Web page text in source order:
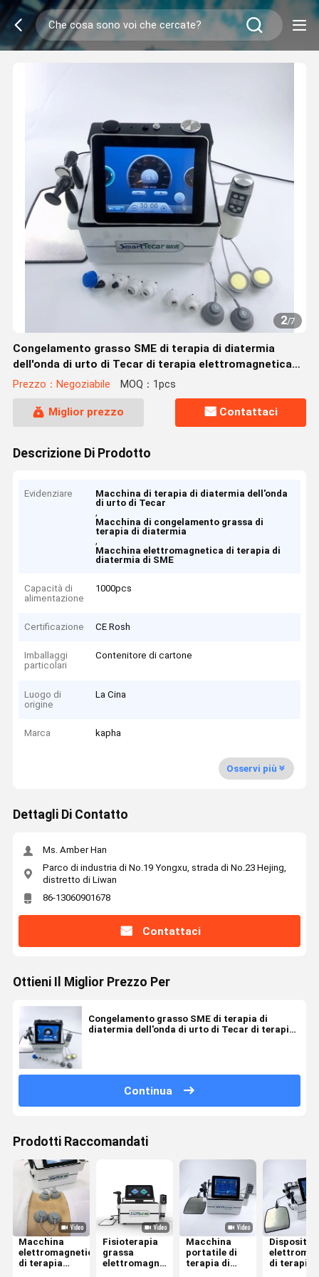
2/7
Congelamento grasso SME di terapia di diatermia
dell'onda di urto di Tecar di terapia elettromagnetica
della macchina
Prezzo：Negoziabile MOQ：1pcs
Miglior prezzo Contattaci
Descrizione Di Prodotto
Evidenziare
Macchina di terapia di diatermia dell'onda
di urto di Tecar
,
Macchina di congelamento grassa di
terapia di diatermia
,
Macchina elettromagnetica di terapia di
diatermia di SME
Capacità di
alimentazione
1000pcs
Certificazione CE Rosh
Imballaggi
particolari
Contenitore di cartone
Luogo di
origine
La Cina
Marca kapha
Osservi più
Dettagli Di Contatto
Ms. Amber Han
Parco di industria di No.19 Yongxu, strada di No.23 Hejing,
distretto di Liwan
86-13060901678
Contattaci
Ottieni Il Miglior Prezzo Per
Congelamento grasso SME di terapia di
diatermia dell'onda di urto di Tecar di terapia
Continua
Prodotti Raccomandati
Macchina
elettromagnetica
di terapia
Fisioterapia
grassa
elettromagnetica
Macchina
portatile di
terapia di
Dispositivi
di terapia